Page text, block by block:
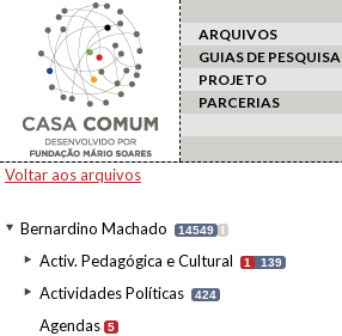
ARQUIVOS
GUIAS DE PESQUISA
PROJETO
PARCERIAS
Voltar aos arquivos
Bernardino Machado 14549 I
Activ. Pedagógica e Cultural 1 139
Actividades Políticas 424
Agendas 5